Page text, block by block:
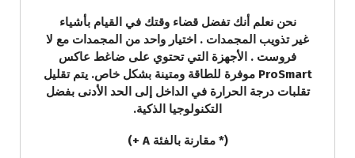
نحن نعلم أنك تفضل قضاء وقتك في القيام بأشياء
غير تذويب المجمدات . اختيار واحد من المجمدات مع لا
فروست . الأجهزة التي تحتوي على ضاغط عاكس
ProSmart موفرة للطاقة ومتينة بشكل خاص. يتم تقليل
تقلبات درجة الحرارة في الداخل إلى الحد الأدنى بفضل
التكنولوجيا الذكية.
(* مقارنة بالفئة A +)